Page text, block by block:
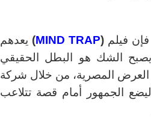
فيلم (
MIND TRAP
) يعدهم
ويصبح الشك هو البطل الحقيقي
الجمهور أمام قصة تتلاعب